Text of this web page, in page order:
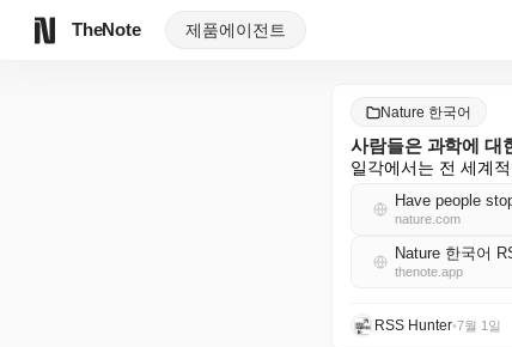
TheNote 제품에이전트
Nature 한국어
사람들은 과학에 대
일각에서는 전 세계
Have people
nature.com
Nature 한국어
thenote.app
RSS Hunter•7월 1일